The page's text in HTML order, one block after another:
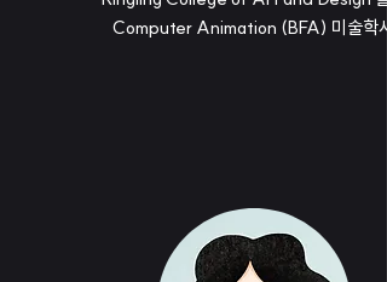
Computer Animation (BFA) 미술학사